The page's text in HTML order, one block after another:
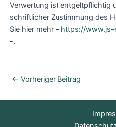
Verwertung ist entgeltpflichtig
schriftlicher Zustimmung des
Sie hier mehr – https://www.js–
-.
← Vorheriger Beitrag